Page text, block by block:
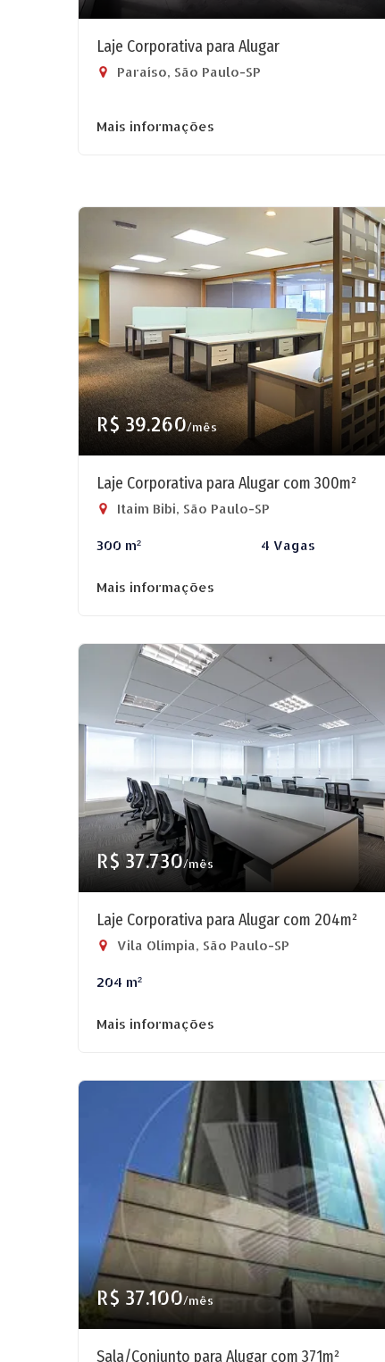
Laje Corporativa para Alugar
Paraíso, São Paulo-SP
Mais informações
R$ 39.260/mês
Laje Corporativa para Alugar com 300m²
Itaim Bibi, São Paulo-SP
300 m² 4 Vagas
Mais informações
R$ 37.730/mês
Laje Corporativa para Alugar com 204m²
Vila Olímpia, São Paulo-SP
204 m²
Mais informações
R$ 37.100/mês
Sala/Conjunto para Alugar com 371m²